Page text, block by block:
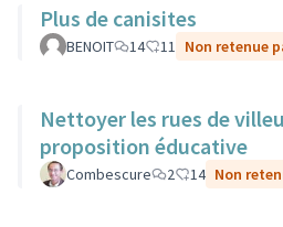
Plus de canisites
BENOIT 14 11 Non retenue
Nettoyer les rues de
proposition éducative
Combescure 2 14 Non